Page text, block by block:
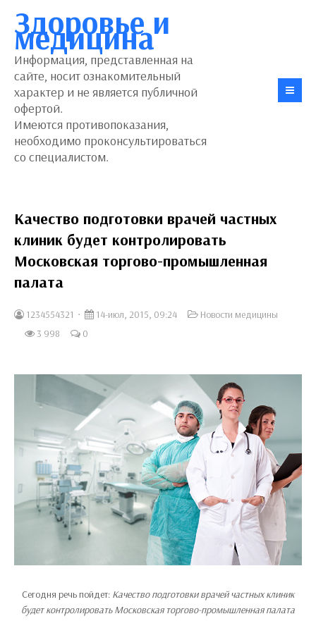
Здоровье и
медицина
Информация, представленная на
сайте, носит ознакомительный
характер и не является публичной
офертой.
Имеются противопоказания,
необходимо проконсультироваться
со специалистом.
Качество подготовки врачей частных
клиник будет контролировать
Московская торгово-промышленная
палата
1234554321 14-июл, 2015, 09:24
Новости медицины
3 998
0
Сегодня речь пойдет: Качество подготовки врачей частных клиник
будет контролировать Московская торгово-промышленная палата